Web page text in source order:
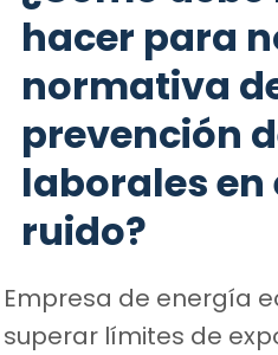
hacer para
normativa
prevención
laborales en
ruido?
Empresa de energía
superar límites de